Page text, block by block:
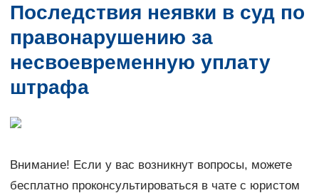
Последствия неявки в суд по
правонарушению за
несвоевременную уплату
штрафа
Внимание! Если у вас возникнут вопросы, можете
бесплатно проконсультироваться в чате с юристом